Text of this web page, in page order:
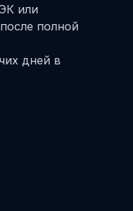
или
полной
дней в